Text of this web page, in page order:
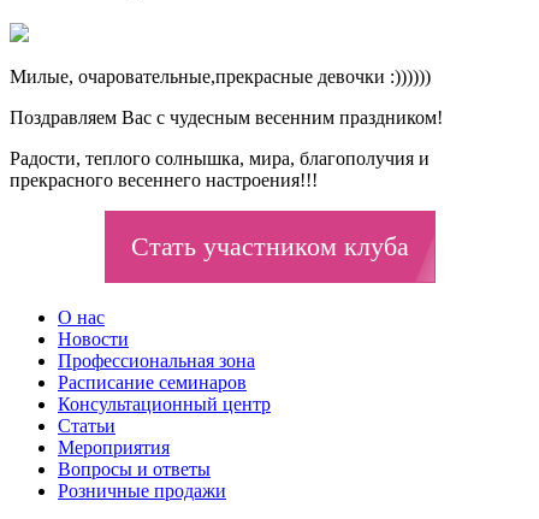
Милые, очаровательные,прекрасные девочки :))))))
Поздравляем Вас с чудесным весенним праздником!
Радости, теплого солнышка, мира, благополучия и
прекрасного весеннего настроения!!!
Стать участником клуба
О нас
Новости
Профессиональная зона
Расписание семинаров
Консультационный центр
Статьи
Мероприятия
Вопросы и ответы
Розничные продажи